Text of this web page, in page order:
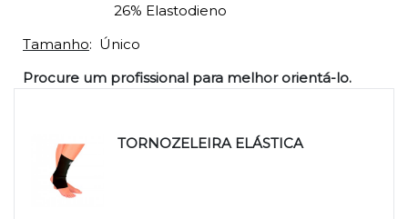
26% Elastodieno
Tamanho: Único
Procure um profissional para melhor orientá-lo.
TORNOZELEIRA ELÁSTICA